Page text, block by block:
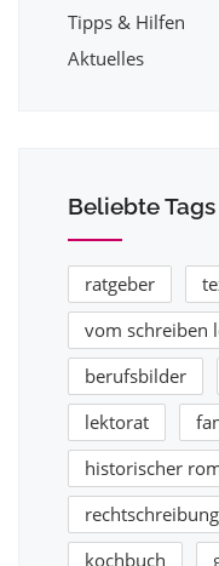
Tipps & Hilfen
Aktuelles
Beliebte Tags
ratgeber
vom schreiben
berufsbilder
lektorat
historischer
rechtschreibung
kochbuch